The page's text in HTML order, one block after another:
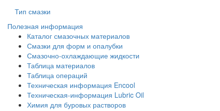
Тип смазки
Полезная информация
Каталог смазочных материалов
Смазки для форм и опалубки
Смазочно-охлаждающие жидкости
Таблица материалов
Таблица операций
Техническая информация Encool
Техническая-информация Lubric Oil
Химия для буровых растворов